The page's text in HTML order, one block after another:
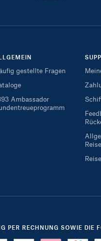
gestellte Fragen
Ambassador
PER RECHNUNG SOWIE DIE